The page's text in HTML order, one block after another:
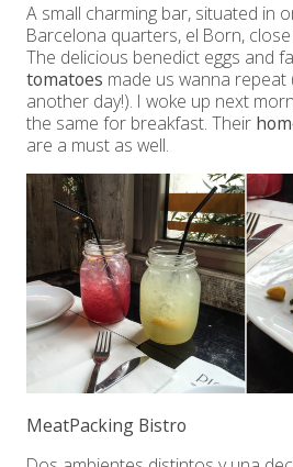
A small charming bar, situated in
Barcelona quarters, el Born,
The delicious benedict eggs and
tomatoes made us wanna
another day!). I woke up next
the same for breakfast. Their
are a must as well.
MeatPacking Bistro